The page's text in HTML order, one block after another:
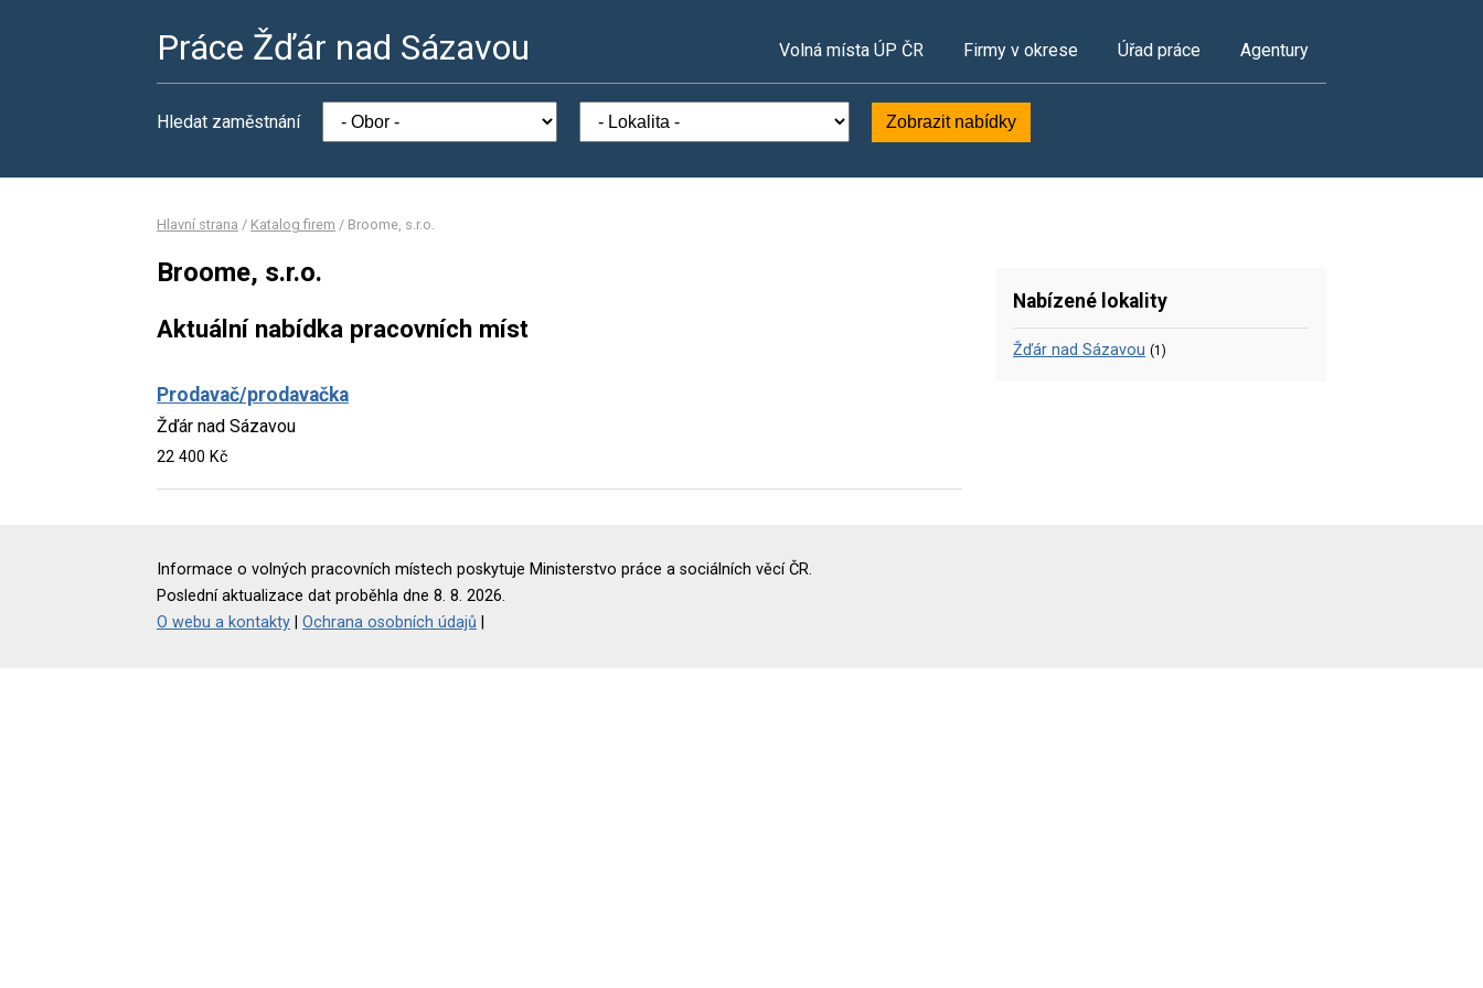
Práce Žďár nad Sázavou Volná místa ÚP ČR Firmy v okrese Úřad práce Agentury
Hledat zaměstnání Zobrazit nabídky
Hlavní strana / Katalog firem / Broome, s.r.o.
Broome, s.r.o.
Aktuální nabídka pracovních míst
Prodavač/prodavačka
Žďár nad Sázavou
22 400 Kč
Nabízené lokality
Žďár nad Sázavou (1)
Informace o volných pracovních místech poskytuje Ministerstvo práce a sociálních věcí ČR.
Poslední aktualizace dat proběhla dne 8. 8. 2026.
O webu a kontakty
Ochrana osobních údajů